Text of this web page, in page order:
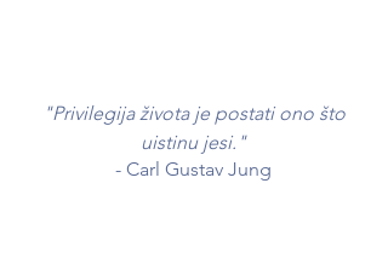
"Privilegija života je postati ono što
uistinu jesi."
- Carl Gustav Jung​